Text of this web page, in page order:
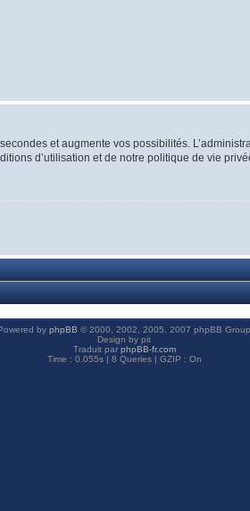
et augmente vos possibilités.
d’utilisation et de notre politique de vie
by phpBB © 2000, 2002, 2005, 2007 phpBB Group
Design by pit
Traduit par phpBB-fr.com
Time : 0.055s | 8 Queries | GZIP : On